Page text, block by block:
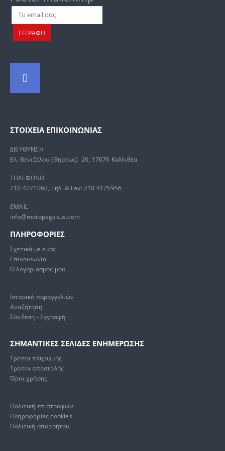
. ΕΓΓΡΑΦΗ
ΣΤΟΙΧΕΊΑ ΕΠΙΚΟΙΝΩΝΊΑΣ
ΔΙΕΥΘΥΝΣΗ
Ελ. Βενιζέλου (Θησέως) 26, 17676 Καλλιθέα
ΤΗΛΕΦΩΝΟ
210 4221060, Τηλ. & Fax: 210 4125956
EMAIL
info@motopegasus.com
ΠΛΗΡΟΦΟΡΙΕΣ
Σχετικά με εμάς
Επικοινωνία
Ο λογαριασμός μου
Ιστορικό παραγγελιών
Αναζήτηση
Σύνδεση - Εγγραφή
ΣΗΜΑΝΤΙΚΕΣ ΣΕΛΙΔΕΣ ΕΝΗΜΕΡΩΣΗΣ
Τρόποι πληρωμής
Τρόποι αποστολής
Όροι χρήσης
Πολιτική επιστροφών
Πληροφορίες cookies
Πολιτική απορρήτου